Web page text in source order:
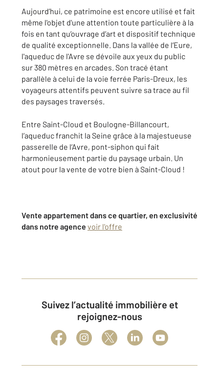
Aujourd’hui, ce patrimoine est encore utilisé et fait
même l'objet d'une attention toute particulière à la
fois en tant qu’ouvrage d’art et dispositif technique
de qualité exceptionnelle. Dans la vallée de l’Eure,
l'aqueduc de l'Avre se dévoile aux yeux du public
sur 380 mètres en arcades. Son tracé étant
parallèle à celui de la voie ferrée Paris-Dreux, les
voyageurs attentifs peuvent suivre sa trace au fil
des paysages traversés.
Entre Saint-Cloud et Boulogne-Billancourt,
l’aqueduc franchit la Seine grâce à la majestueuse
passerelle de l’Avre, pont-siphon qui fait
harmonieusement partie du paysage urbain. Un
atout pour la vente de votre bien à Saint-Cloud !
Vente appartement dans ce quartier, en exclusivité
dans notre agence voir l'offre
Suivez l’actualité immobilière et
rejoignez-nous